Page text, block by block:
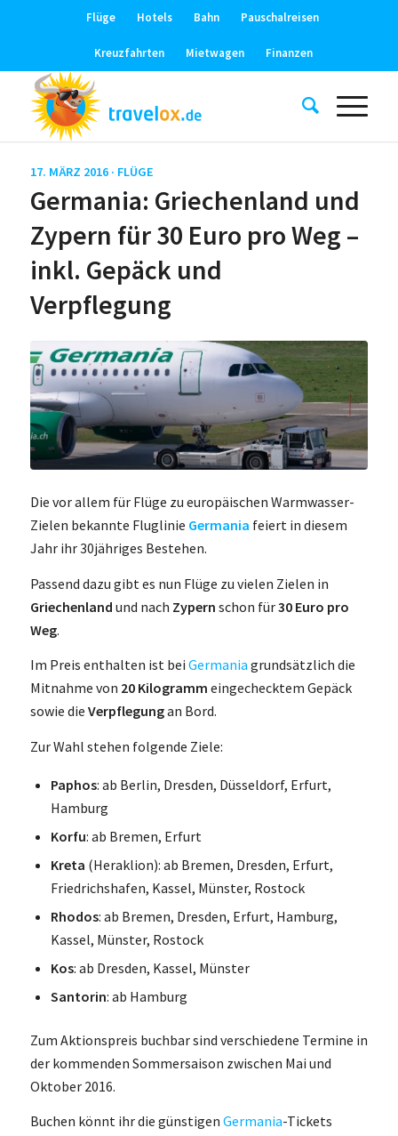
Flüge Hotels Bahn Pauschalreisen
Kreuzfahrten Mietwagen Finanzen
17. MÄRZ 2016 · FLÜGE
Germania: Griechenland und
Zypern für 30 Euro pro Weg –
inkl. Gepäck und
Verpflegung
Die vor allem für Flüge zu europäischen Warmwasser-
Zielen bekannte Fluglinie Germania feiert in diesem
Jahr ihr 30jähriges Bestehen.
Passend dazu gibt es nun Flüge zu vielen Zielen in
Griechenland und nach Zypern schon für30 Euro pro
Weg.
Im Preis enthalten ist bei Germania grundsätzlich die
Mitnahme von 20 Kilogramm eingechecktem Gepäck
sowie die Verpflegungan Bord.
Zur Wahl stehen folgende Ziele:
Paphos: ab Berlin, Dresden, Düsseldorf, Erfurt,
Hamburg
Korfu: ab Bremen, Erfurt
Kreta (Heraklion): ab Bremen, Dresden, Erfurt,
Friedrichshafen, Kassel, Münster, Rostock
Rhodos: ab Bremen, Dresden, Erfurt, Hamburg,
Kassel, Münster, Rostock
Kos: ab Dresden, Kassel, Münster
Santorin: ab Hamburg
Zum Aktionspreis buchbar sind verschiedene Termine in
der kommenden Sommersaison zwischen Mai und
Oktober 2016.
Buchen könnt ihr die günstigen Germania-Tickets